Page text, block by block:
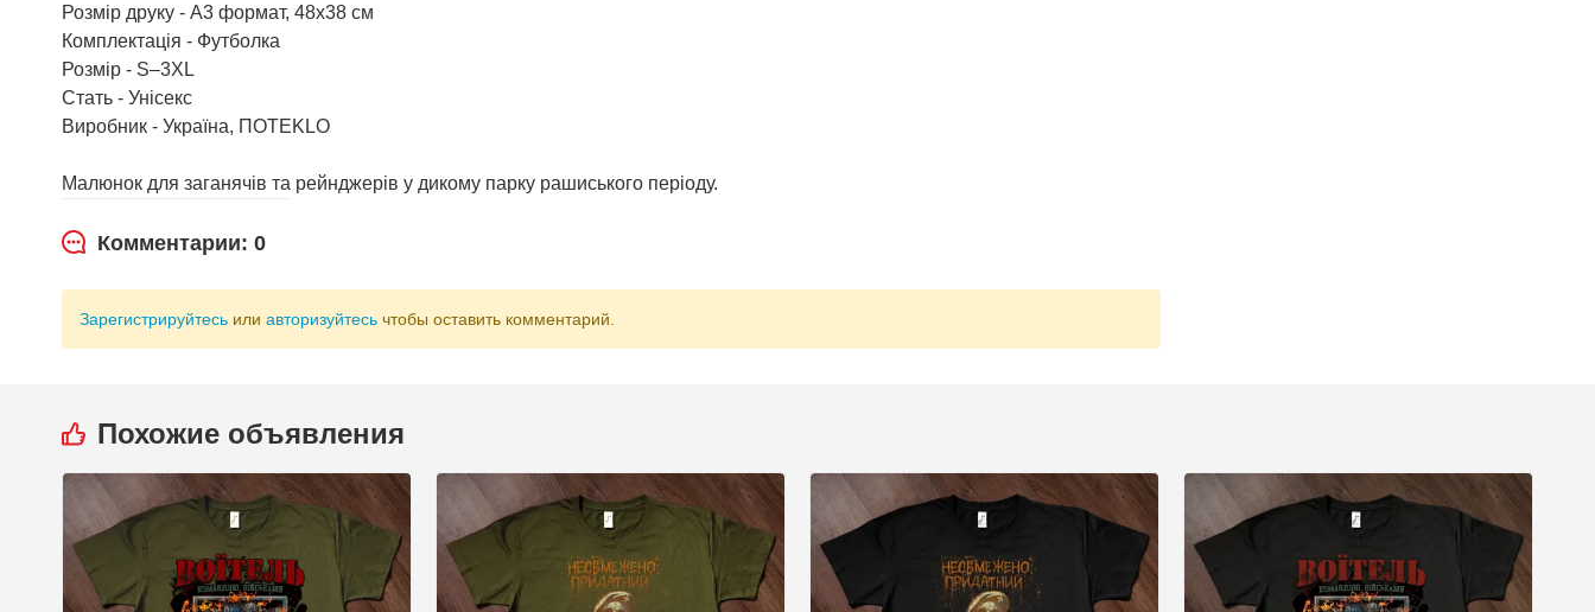
Розмір друку - А3 формат, 48х38 см
Комплектація - Футболка
Розмір - S–3XL
Стать - Унісекс
Виробник - Україна, ПOTEKLO
Малюнок для заганячів та рейнджерів у дикому парку рашиського періоду.
Комментарии: 0
Зарегистрируйтесь или авторизуйтесь чтобы оставить комментарий.
Похожие объявления